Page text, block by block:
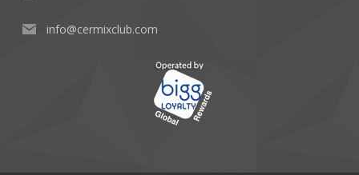
info@cermixclub.com